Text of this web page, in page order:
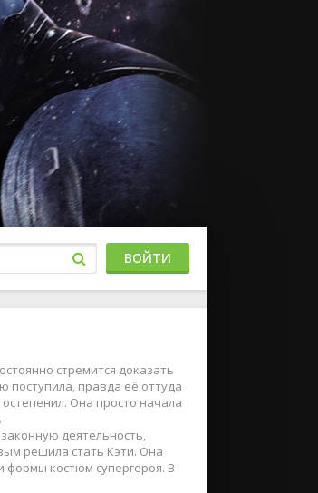
ВОЙТИ
стремится доказать
поступила, правда её оттуда
Она просто начала
деятельность,
решила стать Кэти. Она
формы костюм супергероя. В